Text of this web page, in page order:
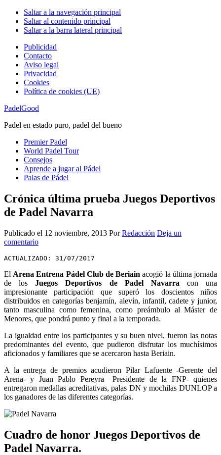
Saltar a la navegación principal
Saltar al contenido principal
Saltar a la barra lateral principal
Publicidad
Contacto
Aviso legal
Privacidad
Cookies
Política de cookies (UE)
PadelGood
Padel en estado puro, padel del bueno
Premier Padel
World Padel Tour
Consejos
Aprende a jugar al Pádel
Palas de Pádel
Crónica última prueba Juegos Deportivos
de Padel Navarra
Publicado el 12 noviembre, 2013 PorRedacción Deja un
comentario
ACTUALIZADO: 31/07/2017
El Arena Entrena Pádel Club de Beriain acogió la última jornada
de losJuegos Deportivos de Padel Navarra con una
impresionante participación que superó los doscientos niños
distribuidos en categorías benjamín, alevín, infantil, cadete y junior,
tanto masculina como femenina, como preámbulo al Máster de
Menores, que pondrá punto y final a la temporada.
La igualdad entre los participantes y su buen nivel, fueron las notas
predominantes del evento, que pudieron disfrutar los muchísimos
aficionados y familiares que se acercaron hasta Beriain.
A la entrega de premios acudieron Pilar Lafuente -Gerente del
Arena- y Juan Pablo Pereyra –Presidente de la FNP- quienes
entregaron medallas acreditativas, palas DN y mochilas DUNLOP a
los ganadores de las diferentes categorías.
Cuadro de honor Juegos Deportivos de
Padel Navarra.